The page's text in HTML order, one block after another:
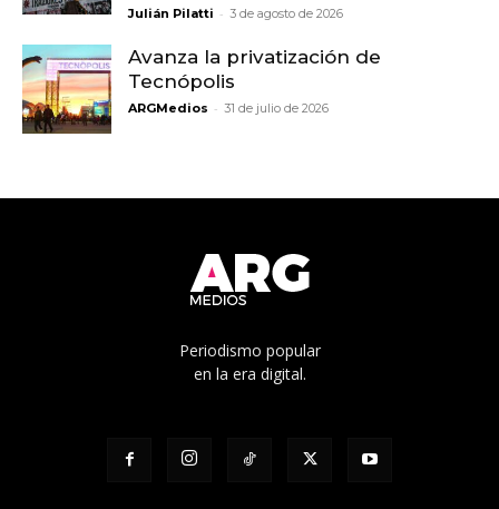
Julián Pilatti - 3 de agosto de 2026
Avanza la privatización de
Tecnópolis
ARGMedios - 31 de julio de 2026
Periodismo popular
en la era digital.